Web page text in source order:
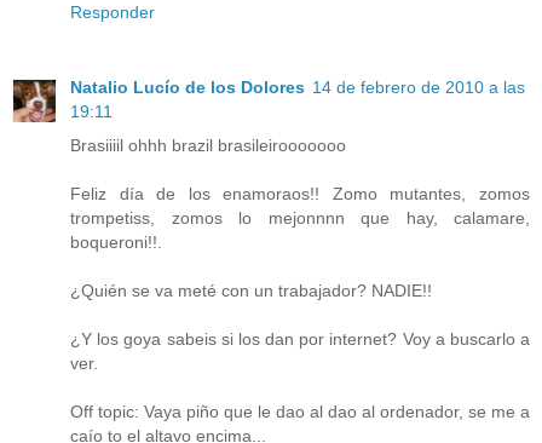
Responder
Natalio Lucío de los Dolores 14 de febrero de 2010 a las
19:11
Brasiiiil ohhh brazil brasileirooooooo
Feliz día de los enamoraos!! Zomo mutantes, zomos
trompetiss, zomos lo mejonnnn que hay, calamare,
boqueroni!!.
¿Quién se va meté con un trabajador? NADIE!!
¿Y los goya sabeis si los dan por internet? Voy a buscarlo a
ver.
Off topic: Vaya piño que le dao al dao al ordenador, se me a
caío to el altavo encima...